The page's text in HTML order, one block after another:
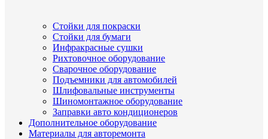
Стойки для покраски
Стойки для бумаги
Инфракрасные сушки
Рихтовочное оборудование
Сварочное оборудование
Подъемники для автомобилей
Шлифовальные инструменты
Шиномонтажное оборудование
Заправки авто кондиционеров
Дополнительное оборудование
Материалы для авторемонта